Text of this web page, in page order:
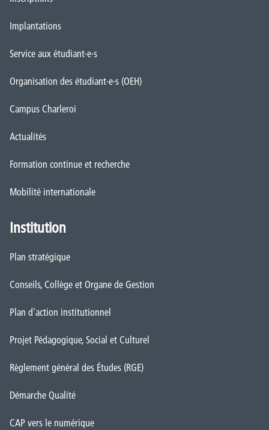
Implantations
Service aux étudiant·e·s
Organisation des étudiant·e·s (OEH)
Campus Charleroi
Actualités
Formation continue et recherche
Mobilité internationale
Institution
Plan stratégique
Conseils, Collège et Organe de Gestion
Plan d'action institutionnel
Projet Pédagogique, Social et Culturel
Règlement général des Études (RGE)
Démarche Qualité
CAP vers le numérique